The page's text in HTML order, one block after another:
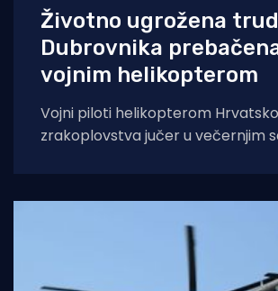
Životno ugrožena
Dubrovnika
vojnim helikopterom
Vojni piloti helikopterom
zrakoplovstva jučer u večernjim